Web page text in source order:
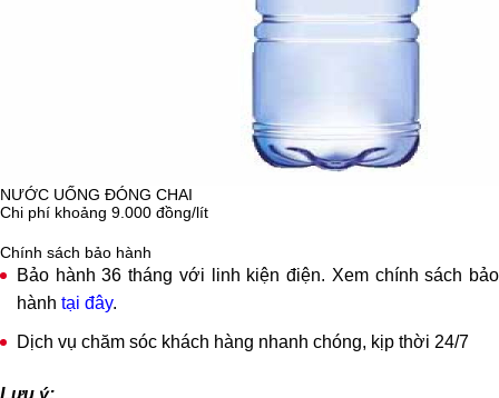
Đạt chuẩn Quốc gia nước uống trực tiếp QCVN6-1:2010/BYT
Vượt qua mọi quy trình kiểm tra nghiêm ngặt về chất lượng
chứng nhận cao nhất về chất lượng máy lọc nước: Quy
chuẩn Quốc gia nước về nước uống trực tiếp
1:2010/BYT được cấp bởi Viện Sức Khỏe Nghề Nghiệp &
11978:2017 về máy lọc nước dùng trong gia đình Do Tổng
cục đo lường chất lượng – Bộ Khoa Học Công nghệ cấp.
Nguồn nước được cấp chứng nhận phải đạt quy chuẩn của
NƯỚC UỐNG ĐÓNG CHAI
Chi phí khoảng 9.000 đồng/lít
Chính sách bảo hành
Bảo hành 36 tháng với linh kiện điện. Xem chính sách bảo
hành tại đây.
Dịch vụ chăm sóc khách hàng nhanh chóng, kịp thời 24/7
Lưu ý: